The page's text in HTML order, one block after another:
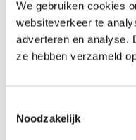
We gebruiken cookies
websiteverkeer te
adverteren en analyse.
ze hebben verzameld
Noodzakelijk